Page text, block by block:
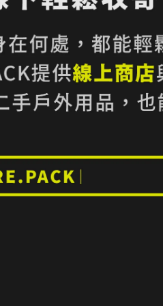
不出使用痕跡或極度輕微使用痕跡
著用痕跡